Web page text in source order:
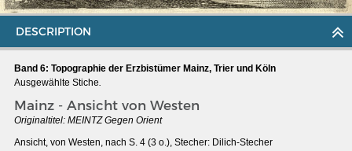
Milestones in the history of European shipbuilding
DESCRIPTION
Band 6: Topographie der Erzbistümer Mainz, Trier und Köln
Ausgewählte Stiche.
Mainz - Ansicht von Westen
Originaltitel: MEINTZ Gegen Orient
Ansicht, von Westen, nach S. 4 (3 o.), Stecher: Dilich-Stecher